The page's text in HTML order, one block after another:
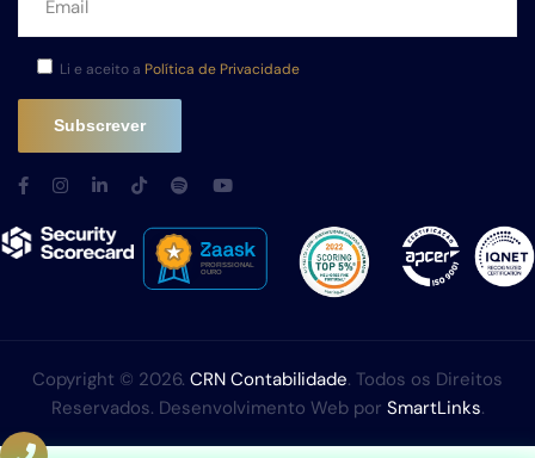
Li e aceito a Política de Privacidade
Copyright © 2026. CRN Contabilidade. Todos os Direitos
Reservados. Desenvolvimento Web por SmartLinks.